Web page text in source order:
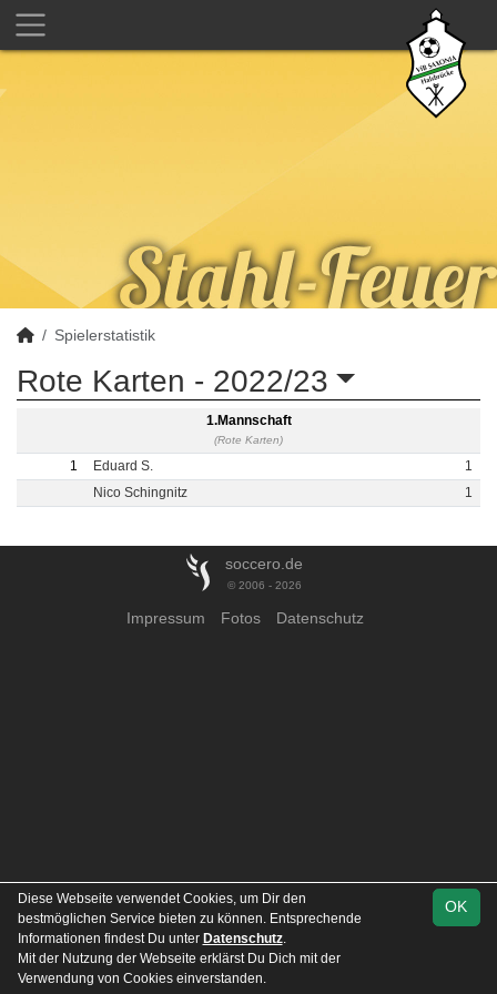
Spielerstatistik
Rote Karten - 2022/23
1.Mannschaft
(Rote Karten)
1 Eduard S.
1
Nico Schingnitz
1
soccero.de
© 2006 - 2026
Impressum Fotos Datenschutz
OK
Diese Webseite verwendet Cookies, um Dir den
bestmöglichen Service bieten zu können. Entsprechende
Informationen findest Du unter Datenschutz.
Mit der Nutzung der Webseite erklärst Du Dich mit der
Verwendung von Cookies einverstanden.